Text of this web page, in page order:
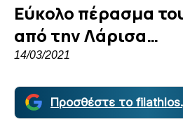
Εύκολο πέρασμα
από την Λάρισα…
14/03/2021
Προσθέστε το